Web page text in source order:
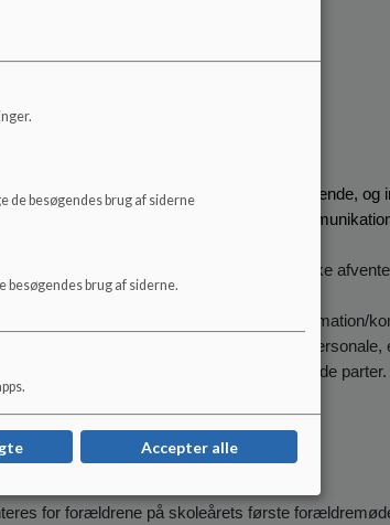
sprog, der er tydeligt, præcist og anerkendende, og
være opmærksomme på at målrette
af både skole og hjem umiddelbart og bør ikke
skal løbende undersøge, om der er ny information/
er to arbejdsdage for såvel
disse forsøges løst først blandt de involverede
eller skoleforvaltningen.
for forældrene på skoleårets første
de besøgendes brug af siderne
besøgendes brug af siderne.
Accepter alle